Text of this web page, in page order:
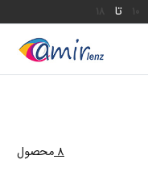
تا
8محصول